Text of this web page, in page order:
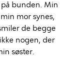
bunden. Min
mor synes,
de begge
nogen, der
søster.